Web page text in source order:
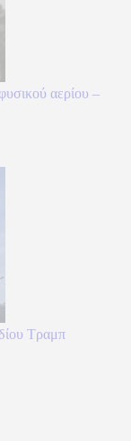
αερίου –
Τραμπ